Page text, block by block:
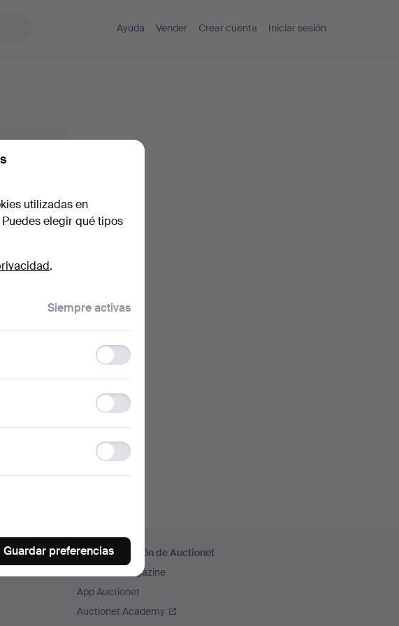
Ayuda Vender Crear cuenta Iniciar sesión
Más información de Auctionet
Auctionet Magazine
App Auctionet
Auctionet Academy
utilizadas en
elegir qué tipos
.
Siempre activas
Functionality
storage
Statistics
storage
Ad
storage
Guardar preferencias